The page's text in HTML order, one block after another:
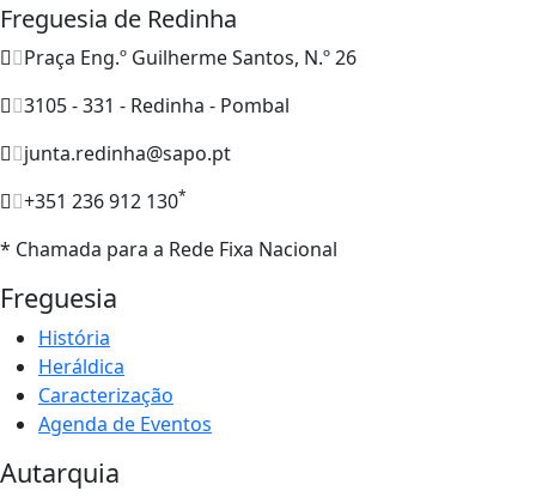
Freguesia de Redinha
Praça Eng.º Guilherme Santos, N.º 26
3105 - 331 - Redinha - Pombal
junta.redinha@sapo.pt
+351 236 912 130*
* Chamada para a Rede Fixa Nacional
Freguesia
História
Heráldica
Caracterização
Agenda de Eventos
Autarquia